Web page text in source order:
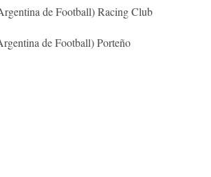
de Football) Racing Club
de Football) Porteño